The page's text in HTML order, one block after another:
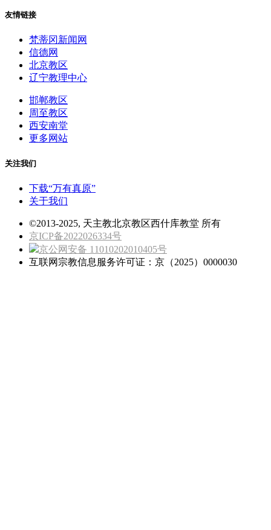
友情链接
梵蒂冈新闻网
信德网
北京教区
辽宁教理中心
邯郸教区
周至教区
西安南堂
更多网站
关注我们
下载“万有真原”
关于我们
©2013-2025, 天主教北京教区西什库教堂 所有
京ICP备2022026334号
京公网安备 11010202010405号
互联网宗教信息服务许可证：京（2025）0000030